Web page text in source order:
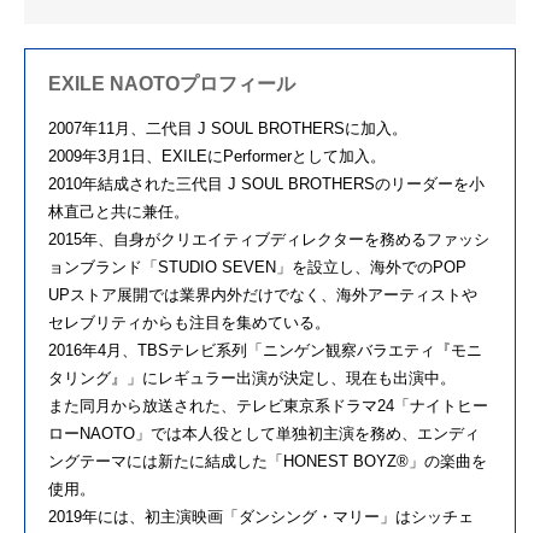
EXILE NAOTOプロフィール
2007年11⽉、⼆代⽬ J SOUL BROTHERSに加⼊。
2009年3⽉1⽇、EXILEにPerformerとして加⼊。
2010年結成された三代⽬ J SOUL BROTHERSのリーダーを⼩
林直⼰と共に兼任。
2015年、⾃⾝がクリエイティブディレクターを務めるファッシ
ョンブランド「STUDIO SEVEN」を設⽴し、海外でのPOP
UPストア展開では業界内外だけでなく、海外アーティストや
セレブリティからも注⽬を集めている。
2016年4⽉、TBSテレビ系列「ニンゲン観察バラエティ『モニ
タリング』」にレギュラー出演が決定し、現在も出演中。
また同⽉から放送された、テレビ東京系ドラマ24「ナイトヒー
ローNAOTO」では本⼈役として単独初主演を務め、エンディ
ングテーマには新たに結成した「HONEST BOYZ®」の楽曲を
使⽤。
2019年には、初主演映画「ダンシング・マリー」はシッチェ